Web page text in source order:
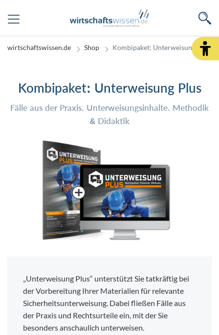
wirtschaftswissen.de Shop Kombipaket: Unterweisung Plus
Kombipaket: Unterweisung Plus
Fälle aus der Praxis. Unterweisungsinhalte. Methodik
& Didaktik
„Unterweisung Plus“ unterstützt Sie tatkräftig bei
der Vorbereitung Ihrer Materialien für relevante
Sicherheitsunterweisung. Dabei fließen Fälle aus
der Praxis und Rechtsurteile ein, mit der Sie
besonders anschaulich unterweisen.